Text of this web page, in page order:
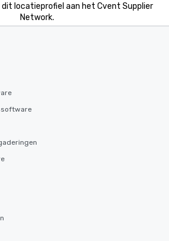
dit locatieprofiel aan het Cvent Supplier
Network.